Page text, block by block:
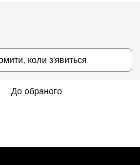
коли з'явиться
До обраного